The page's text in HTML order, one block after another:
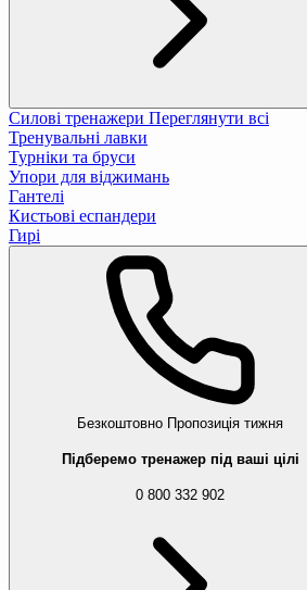
Силові тренажери Переглянути всі
Тренувальні лавки
Турніки та бруси
Упори для віджимань
Гантелі
Кистьові еспандери
Гирі
Безкоштовно Пропозиція тижня
Підберемо тренажер під ваші цілі
0 800 332 902